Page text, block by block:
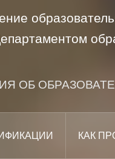
ОБ
КАК